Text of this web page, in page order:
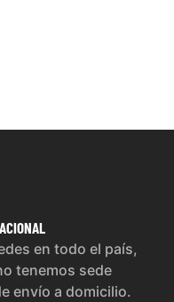
en todo el país,
tenemos sede
envío a domicilio.